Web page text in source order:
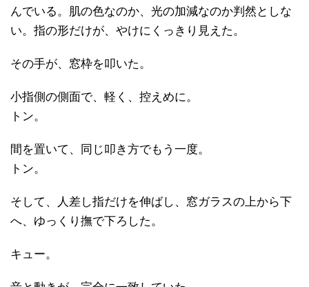
んでいる。肌の色なのか、光の加減なのか判然としな
い。指の形だけが、やけにくっきり見えた。
その手が、窓枠を叩いた。
小指側の側面で、軽く、控えめに。
トン。
間を置いて、同じ叩き方でもう一度。
トン。
そして、人差し指だけを伸ばし、窓ガラスの上から下
へ、ゆっくり撫で下ろした。
キュー。